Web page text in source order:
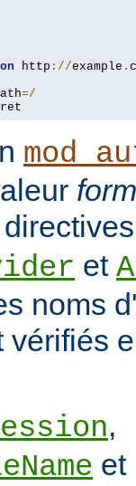
http ://example .
=/
form
et
noms
vérifiés
,
et